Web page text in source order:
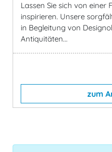
Lassen Sie sich von einer
inspirieren. Unsere
in Begleitung von
Antiquitäten...
zum